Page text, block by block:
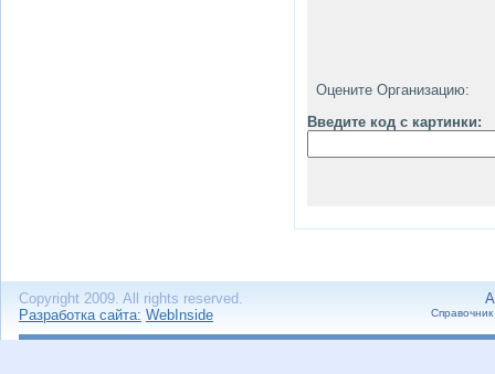
Оцените Организацию:
Введите код с картинки:
Copyright 2009. All rights reserved.
Разработка сайта: WebInside